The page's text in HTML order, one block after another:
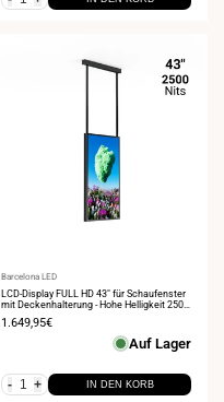
Anbieter:
Barcelona LED
LCD-Display FULL HD 43" für Schaufenster
mit Deckenhalterung - Hohe Helligkeit 2500
Verkaufspreis
1.649,95€
Auf Lager
- + IN DEN KORB